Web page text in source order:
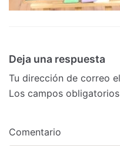
Deja una respuesta
Tu dirección de correo
Los campos
Comentario